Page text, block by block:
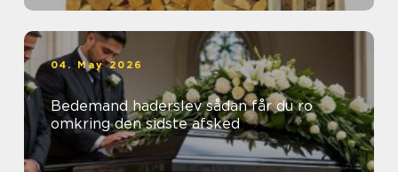
04. May 2026
Bedemand haderslev sådan får du ro
omkring den sidste afsked